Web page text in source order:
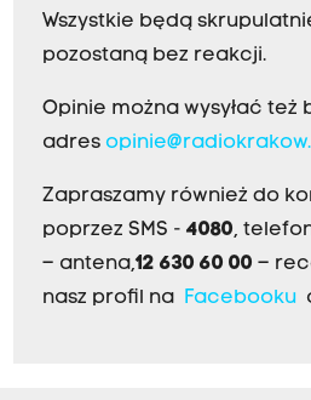
Wszystkie będą
pozostaną bez reakcji.
Opinie można wysyłać też
adres
Zapraszamy również do
poprzez SMS - 4080,
– antena,12 630 60 00 –
nasz profil na Facebooku